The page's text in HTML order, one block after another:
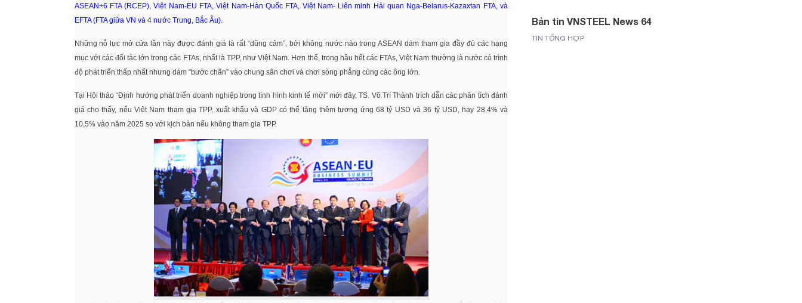
ASEAN+6 FTA (RCEP), Việt Nam-EU FTA, Việt Nam-Hàn Quốc FTA, Việt Nam- Liên minh Hải quan Nga-Belarus-Kazaxtan FTA, và
EFTA (FTA giữa VN và 4 nước Trung, Bắc Âu).
Những nỗ lực mở cửa lần này được đánh giá là rất “dũng cảm”, bởi không nước nào trong ASEAN dám tham gia đầy đủ các hạng
mục với các đối tác lớn trong các FTAs, nhất là TPP, như Việt Nam. Hơn thế, trong hầu hết các FTAs, Việt Nam thường là nước có trình
độ phát triển thấp nhất nhưng dám “bước chân” vào chung sân chơi và chơi sòng phẳng cùng các ông lớn.
Tại Hội thảo “Định hướng phát triển doanh nghiệp trong tình hình kinh tế mới” mới đây, TS. Võ Trí Thành trích dẫn các phân tích đánh
giá cho thấy, nếu Việt Nam tham gia TPP, xuất khẩu và GDP có thể tăng thêm tương ứng 68 tỷ USD và 36 tỷ USD, hay 28,4% và
10,5% vào năm 2025 so với kịch bản nếu không tham gia TPP.
Bản tin VNSTEEL News 64
TIN TỔNG HỢP